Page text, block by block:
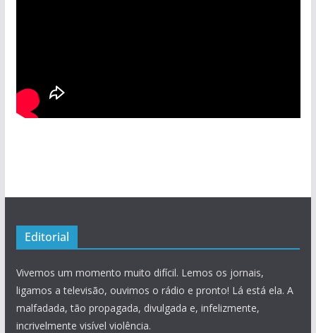
Editorial
Vivemos um momento muito difícil. Lemos os jornais,
ligamos a televisão, ouvimos o rádio e pronto! Lá está ela. A
malfadada, tão propagada, divulgada e, infelizmente,
incrivelmente visível violência.